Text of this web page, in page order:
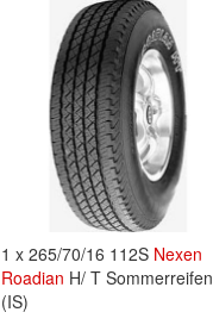
1 x 265/70/16 112S Nexen
Roadian H/ T Sommerreifen
(IS)